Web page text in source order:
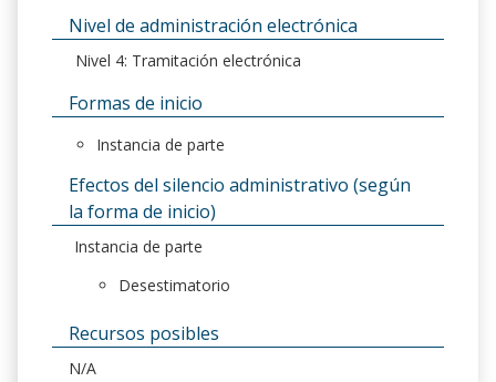
Nivel de administración electrónica
Nivel 4: Tramitación electrónica
Formas de inicio
Instancia de parte
Efectos del silencio administrativo (según
la forma de inicio)
Instancia de parte
Desestimatorio
Recursos posibles
N/A